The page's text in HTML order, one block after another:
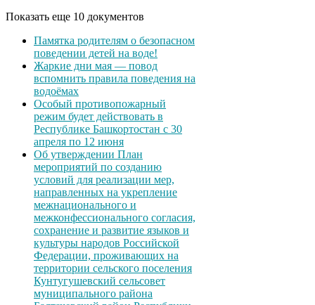
Показать еще 10 документов
Памятка родителям о безопасном
поведении детей на воде!
Жаркие дни мая — повод
вспомнить правила поведения на
водоёмах
Особый противопожарный
режим будет действовать в
Республике Башкортостан с 30
апреля по 12 июня
Об утверждении План
мероприятий по созданию
условий для реализации мер,
направленных на укрепление
межнационального и
межконфессионального согласия,
сохранение и развитие языков и
культуры народов Российской
Федерации, проживающих на
территории сельского поселения
Кунтугушевский сельсовет
муниципального района